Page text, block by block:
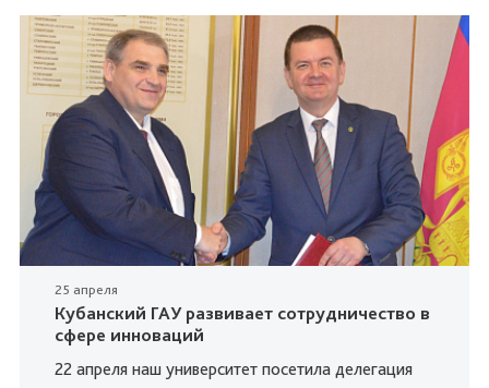
25 апреля
Кубанский ГАУ развивает сотрудничество в
сфере инноваций
22 апреля наш университет посетила делегация